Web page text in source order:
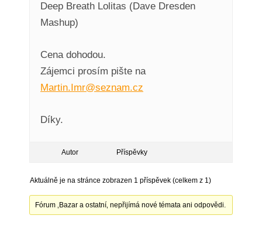
Deep Breath Lolitas (Dave Dresden
Mashup)
Cena dohodou.
Zájemci prosím pište na
Martin.Imr@seznam.cz
Díky.
Autor Příspěvky
Aktuálně je na stránce zobrazen 1 příspěvek (celkem z 1)
Fórum ‚Bazar a ostatní‚ nepřijímá nové témata ani odpovědi.